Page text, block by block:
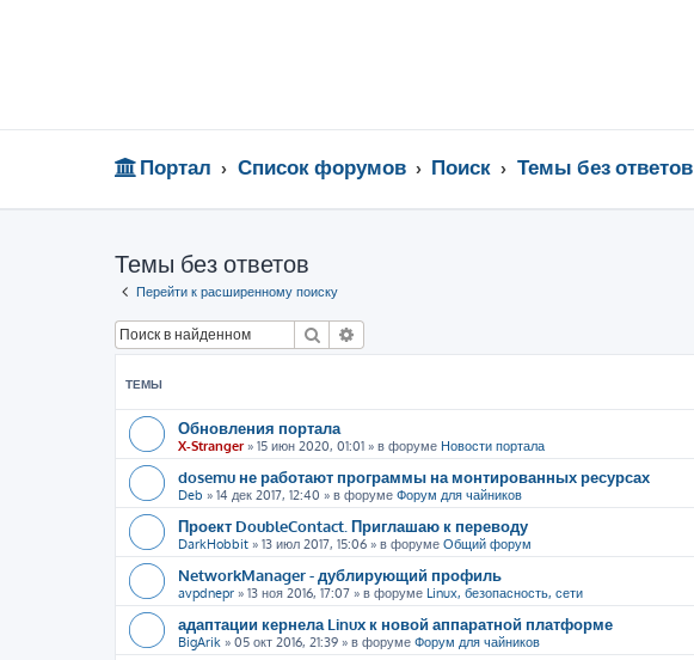
Портал Список форумов Поиск Темы без ответов
Темы без ответов
Перейти к расширенному поиску
Поиск
ТЕМЫ
Обновления портала
X-Stranger» 15 июн 2020, 01:01 » в форуме Новости портала
dosemu не работают программы на монтированных ресурсах
Deb » 14 дек 2017, 12:40 » в форуме Форум для чайников
Проект DoubleContact. Приглашаю к переводу
DarkHobbit » 13 июл 2017, 15:06 » в форуме Общий форум
NetworkManager - дублирующий профиль
avpdnepr » 13 ноя 2016, 17:07 » в форуме Linux, безопасность, сети
адаптации кернела Linux к новой аппаратной платформе
BigArik » 05 окт 2016, 21:39 » в форуме Форум для чайников